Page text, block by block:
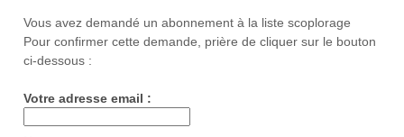
Vous avez demandé un abonnement à la liste scoplorage
Pour confirmer cette demande, prière de cliquer sur le bouton
ci-dessous :
Votre adresse email :